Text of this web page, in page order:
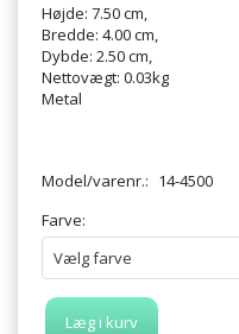
Højde: 7.50 cm,
Bredde: 4.00 cm,
Dybde: 2.50 cm,
Nettovægt: 0.03kg
Metal
Model/varenr.: 14-4500
Farve:
Læg i kurv